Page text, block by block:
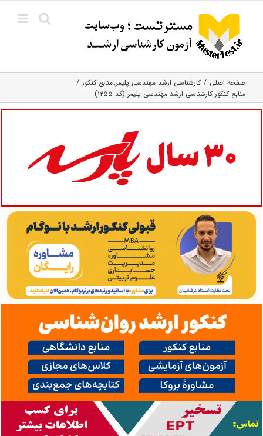
content
صفحه اصلی کارشناسی ارشد مهندسی پلیمر منابع کنکور
منابع کنکور کارشناسی ارشد مهندسی پلیمر (کد ۱۲۵۵)